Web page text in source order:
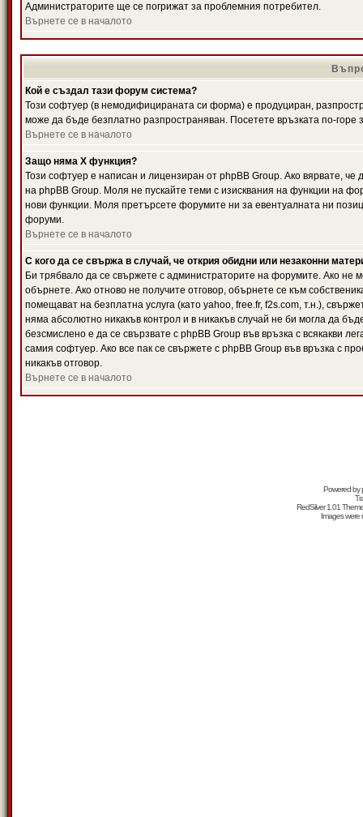
Администраторите ще се погрижат за проблемния потребител.
Върнете се в началото
Кой е създал тази форум система?
Този софтуер (в немодифицираната си форма) е продуциран,
може да бъде безплатно разпространяван. Посетете връзката по-горе
Върнете се в началото
Защо няма X функция?
Този софтуер е написан и лицензиран от phpBB Group. Ако вярвате,
на phpBB Group. Моля не пускайте теми с изисквания на функции на
нови функции. Моля претърсете форумите ни за евентуалната ни
форуми.
Върнете се в началото
С кого да се свържа в случай, че открия обидни или незаконни
Би трябвало да се свържете с администраторите на форумите. Ако не
обърнете. Ако отново не получите отговор, обърнете се към
помещават на безплатна услуга (като yahoo, free.fr, f2s.com, т.н.),
няма абсолютно никакъв контрол и в никакъв случай не би могла да
безсмислено е да се свързвате с phpBB Group във връзка с всякакви
самия софтуер. Ако все пак се свържете с phpBB Group във връзка с
никакъв отговор.
Върнете се в началото
Powered by
RedSilver 1.01
Images were